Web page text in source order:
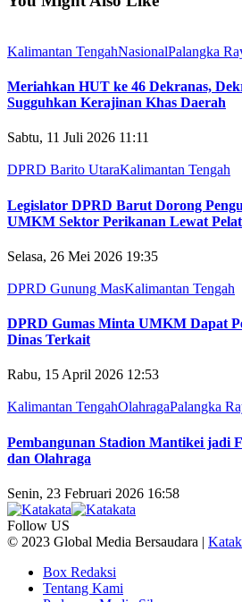
Kalimantan TengahNasionalPalangka
Meriahkan HUT ke 46 Dekranas,
Sugguhkan Kerajinan Khas Daerah
Sabtu, 11 Juli 2026 11:11
DPRD Barito UtaraKalimantan Tengah
Legislator DPRD Barut Dorong
UMKM Sektor Perikanan Lewat
Selasa, 26 Mei 2026 19:35
DPRD Gunung MasKalimantan Tengah
DPRD Gumas Minta UMKM Dapat
Dinas Terkait
Rabu, 15 April 2026 12:53
Kalimantan TengahOlahragaPalangka
Pembangunan Stadion Mantikei jadi
dan Olahraga
Senin, 23 Februari 2026 16:58
Follow US
© 2023 Global Media Bersaudara |
Box Redaksi
Tentang Kami